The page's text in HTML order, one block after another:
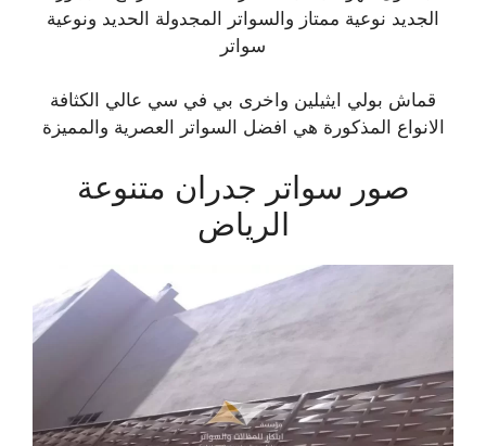
الجديد نوعية ممتاز والسواتر المجدولة الحديد ونوعية
سواتر
قماش بولي ايثيلين واخرى بي في سي عالي الكثافة
الانواع المذكورة هي افضل السواتر العصرية والمميزة
صور سواتر جدران متنوعة
الرياض